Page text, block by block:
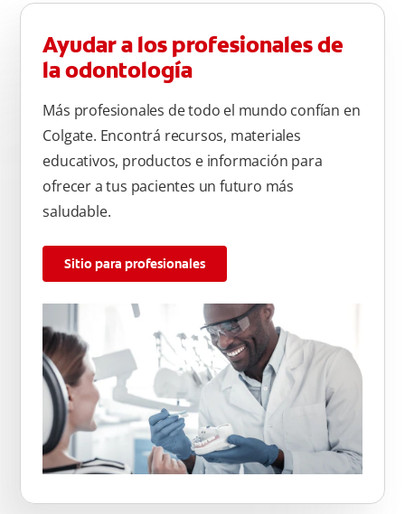
Ayudar a los profesionales de
la odontología
Más profesionales de todo el mundo confían en
Colgate. Encontrá recursos, materiales
educativos, productos e información para
ofrecer a tus pacientes un futuro más
saludable.
Sitio para profesionales